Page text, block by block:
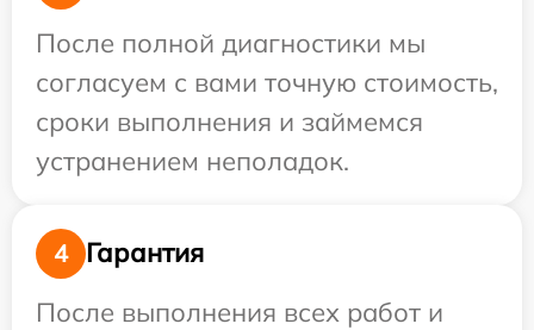
После полной диагностики мы
согласуем с вами точную стоимость,
сроки выполнения и займемся
устранением неполадок.
4
Гарантия
После выполнения всех работ и